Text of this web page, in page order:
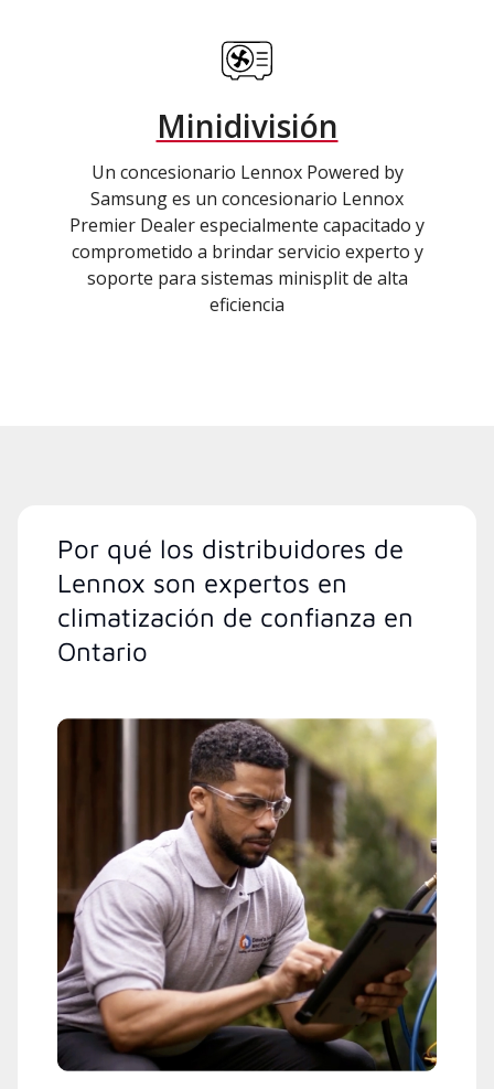
Minidivisión
Un concesionario Lennox Powered by
Samsung es un concesionario Lennox
Premier Dealer especialmente capacitado y
comprometido a brindar servicio experto y
soporte para sistemas minisplit de alta
eficiencia
Por qué los distribuidores de
Lennox son expertos en
climatización de confianza en
Ontario